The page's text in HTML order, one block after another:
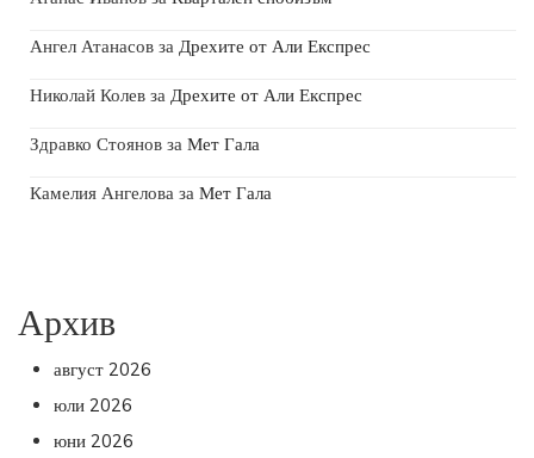
Ангел Атанасов за Дрехите от Али Експрес
Николай Колев за Дрехите от Али Експрес
Здравко Стоянов за Мет Гала
Камелия Ангелова за Мет Гала
Архив
август 2026
юли 2026
юни 2026